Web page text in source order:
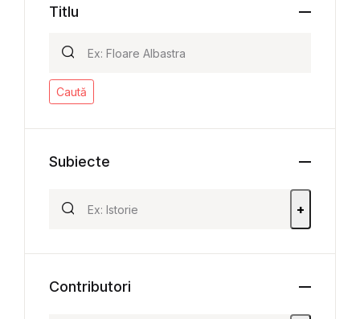
Titlu
Caută
Subiecte
+
Contributori